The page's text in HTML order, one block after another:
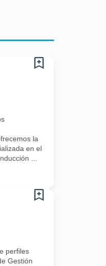
la
en el
...
perfiles
Gestión